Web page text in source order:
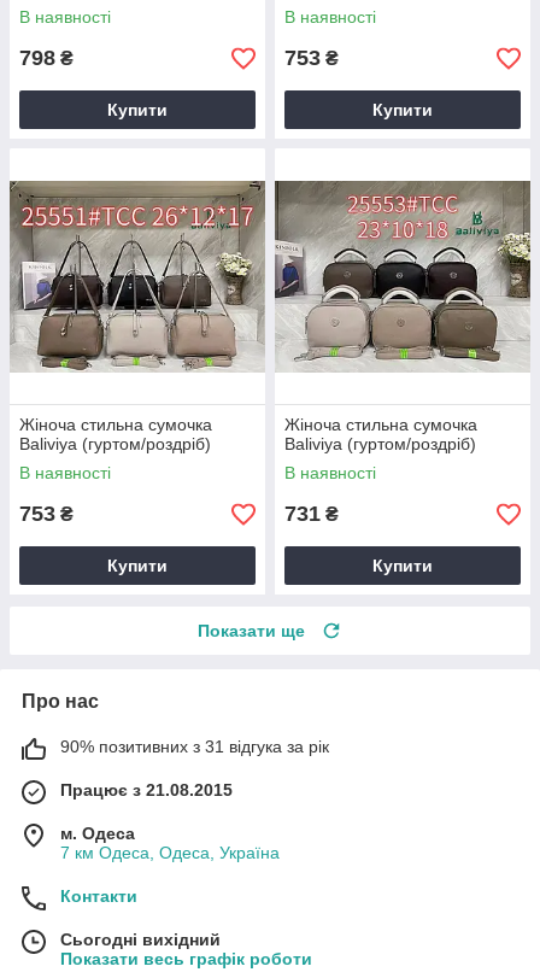
В наявності
798 ₴
Купити
В наявності
753 ₴
Купити
Жіноча стильна сумочка
Baliviya (гуртом/роздріб)
В наявності
753 ₴
Купити
Жіноча стильна сумочка
Baliviya (гуртом/роздріб)
В наявності
731 ₴
Купити
Показати ще
Про нас
90% позитивних з 31 відгука за рік
Працює з 21.08.2015
м. Одеса
7 км Одеса, Одеса, Україна
Контакти
Сьогодні вихідний
Показати весь графік роботи